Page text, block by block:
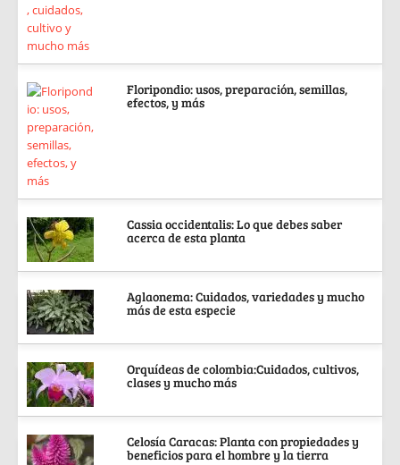
Floripondio: usos, preparación, semillas,
efectos, y más
Cassia occidentalis: Lo que debes saber
acerca de esta planta
Aglaonema: Cuidados, variedades y mucho
más de esta especie
Orquídeas de colombia:Cuidados, cultivos,
clases y mucho más
Celosía Caracas: Planta con propiedades y
beneficios para el hombre y la tierra